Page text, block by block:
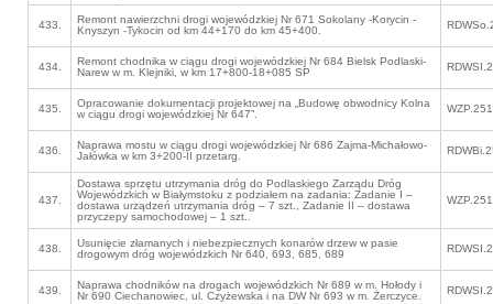
433.
Remont nawierzchni drogi wojewódzkiej Nr 671 Sokolany -Korycin -
Knyszyn -Tykocin od km 44+170 do km 45+400.
434.
Remont chodnika w ciągu drogi wojewódzkiej Nr 684 Bielsk Podlaski-
Narew w m. Klejniki, w km 17+800-18+085 SP
435.
Opracowanie dokumentacji projektowej na „Budowę obwodnicy Kolna
w ciągu drogi wojewódzkiej Nr 647”.
436.
Naprawa mostu w ciągu drogi wojewódzkiej Nr 686 Zajma-Michałowo-
Jałówka w km 3+200-II przetarg.
437.
Dostawa sprzętu utrzymania dróg do Podlaskiego Zarządu Dróg
Wojewódzkich w Białymstoku z podziałem na zadania: Zadanie I –
dostawa urządzeń utrzymania dróg – 7 szt., Zadanie II – dostawa
przyczepy samochodowej – 1 szt..
438.
Usunięcie złamanych i niebezpiecznych konarów drzew w pasie
drogowym dróg wojewódzkich Nr 640, 693, 685, 689
439.
Naprawa chodników na drogach wojewódzkich Nr 689 w m. Hołody i
Nr 690 Ciechanowiec, ul. Czyżewska i na DW Nr 693 w m. Żerczyce.